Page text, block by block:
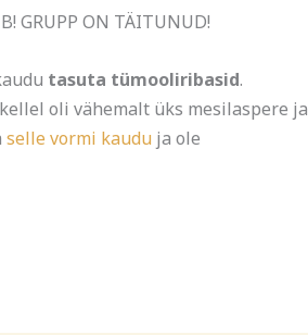
GRUPP ON TÄITUNUD!
tasuta tümooliribasid.
oli vähemalt üks mesilaspere ja
selle vormi kaudu ja ole